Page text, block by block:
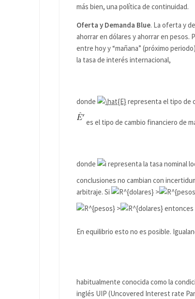
más bien, una política de continuidad.
Oferta y Demanda Blue. La oferta y
ahorrar en dólares y ahorrar en
entre hoy y “mañana” (próximo
la tasa de interés internacional,
donde representa el tipo de
es el tipo de cambio financiero de
donde
representa la tasa nominal
conclusiones no cambian con
arbitraje. Si
>
>
entonces
En equilibrio esto no es posible.
habitualmente conocida como la
inglés UIP (Uncovered Interest rate